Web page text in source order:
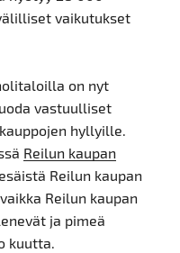
vaikutukset
on nyt
vastuulliset
hyllyille.
Reilun kaupan
Reilun kaupan
Reilun kaupan
ja pimeä
kuutta.